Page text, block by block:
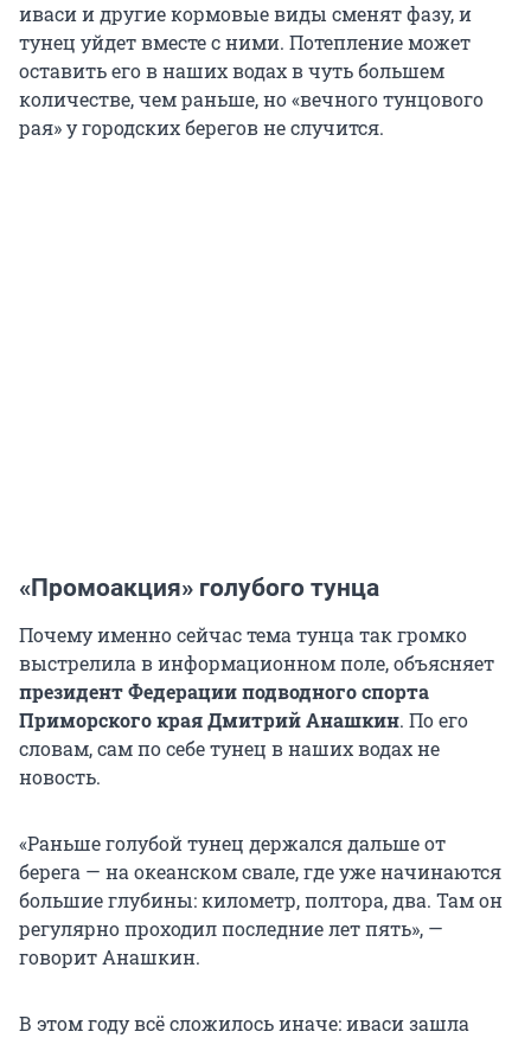
иваси и другие кормовые виды сменят фазу, и
тунец уйдет вместе с ними. Потепление может
оставить его в наших водах в чуть большем
количестве, чем раньше, но «вечного тунцового
рая» у городских берегов не случится.
«Промоакция» голубого тунца
Почему именно сейчас тема тунца так громко
выстрелила в информационном поле, объясняет
президент Федерации подводного спорта
Приморского края Дмитрий Анашкин. По его
словам, сам по себе тунец в наших водах не
новость.
«Раньше голубой тунец держался дальше от
берега — на океанском свале, где уже начинаются
большие глубины: километр, полтора, два. Там он
регулярно проходил последние лет пять», —
говорит Анашкин.
В этом году всё сложилось иначе: иваси зашла